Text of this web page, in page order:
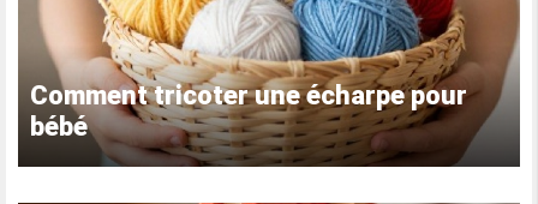
Comment tricoter une écharpe pour
bébé